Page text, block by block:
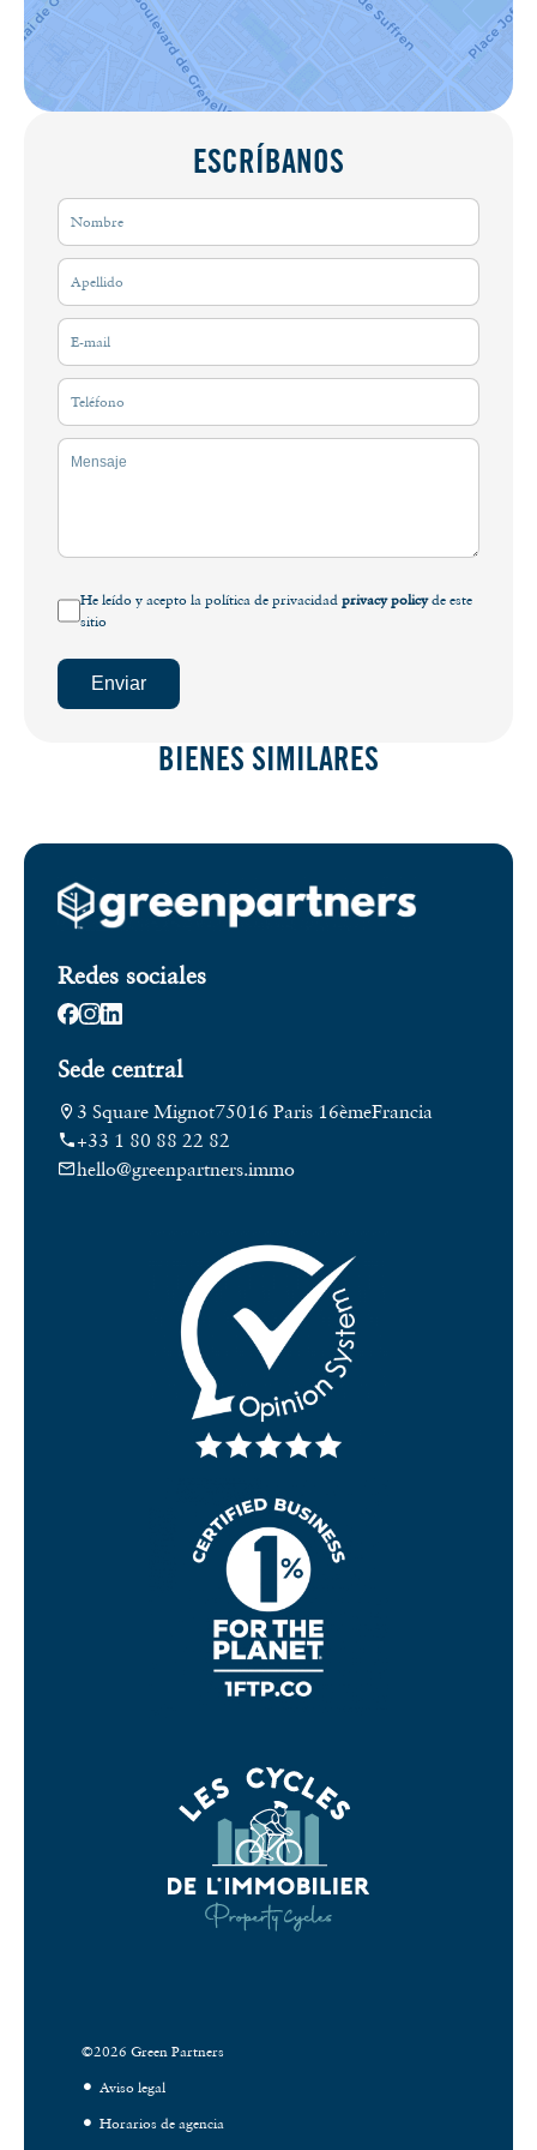
ESCRÍBANOS
He leído y acepto la política de privacidad privacy policyde este
sitio
Enviar
BIENES SIMILARES
Redes sociales
Sede central
3 Square Mignot75016 Paris 16èmeFrancia
+33 1 80 88 22 82
hello@greenpartners.immo
©2026 Green Partners
Aviso legal
Horarios de agencia